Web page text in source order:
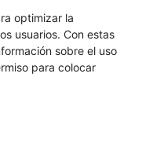
optimizar la
usuarios. Con estas
sobre el uso
para colocar